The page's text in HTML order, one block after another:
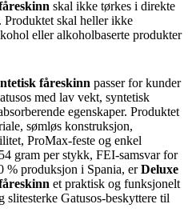
skal ikke tørkes i direkte
Produktet skal heller ikke
eller alkoholbaserte produkter
fåreskinn passer for kunder
med lav vekt, syntetisk
egenskaper. Produktet
sømløs konstruksjon,
ProMax-feste og enkel
gram per stykk, FEI-samsvar for
% produksjon i Spania, erDeluxe
et praktisk og funksjonelt
slitesterke Gatusos-beskyttere til